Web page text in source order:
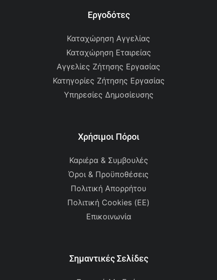
Εργοδότες
Καταχώρηση Αγγελίας
Καταχώρηση Εταιρείας
Αγγελίες Ζήτησης Εργασίας
Κατηγορίες Ζήτησης Εργασίας
Υπηρεσίες Δημοσίευσης
Χρήσιμοι Πόροι
Καριέρα & Συμβουλές
Όροι & Προϋποθέσεις
Πολιτική Απορρήτου
Πολιτική Cookies (ΕΕ)
Επικοινωνία
Σημαντικές Σελίδες